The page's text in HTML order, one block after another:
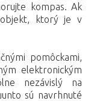
kompas. Ak
ktorý je v
pomôckami,
elektronickým
nezávislý na
sú navrhnuté